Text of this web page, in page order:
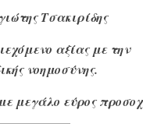
Τσακιρίδης
αξίας με την
νοημοσύνης.
μεγάλο εύρος